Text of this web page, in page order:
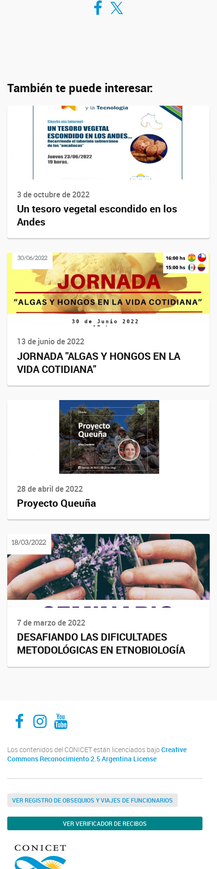
También te puede interesar:
3 de octubre de 2022
Un tesoro vegetal escondido en los
Andes
13 de junio de 2022
JORNADA "ALGAS Y HONGOS EN LA
VIDA COTIDIANA"
28 de abril de 2022
Proyecto Queuña
7 de marzo de 2022
DESAFIANDO LAS DIFICULTADES
METODOLÓGICAS EN ETNOBIOLOGÍA
INECOA CONICET UNJuINECOA CONICET UNJuINECOA CONICET UNJu
Los contenidos del CONICET están licenciados bajo Creative
Commons Reconocimiento 2.5 Argentina License
VER REGISTRO DE OBSEQUIOS Y VIAJES DE FUNCIONARIOS
VER VERIFICADOR DE RECIBOS